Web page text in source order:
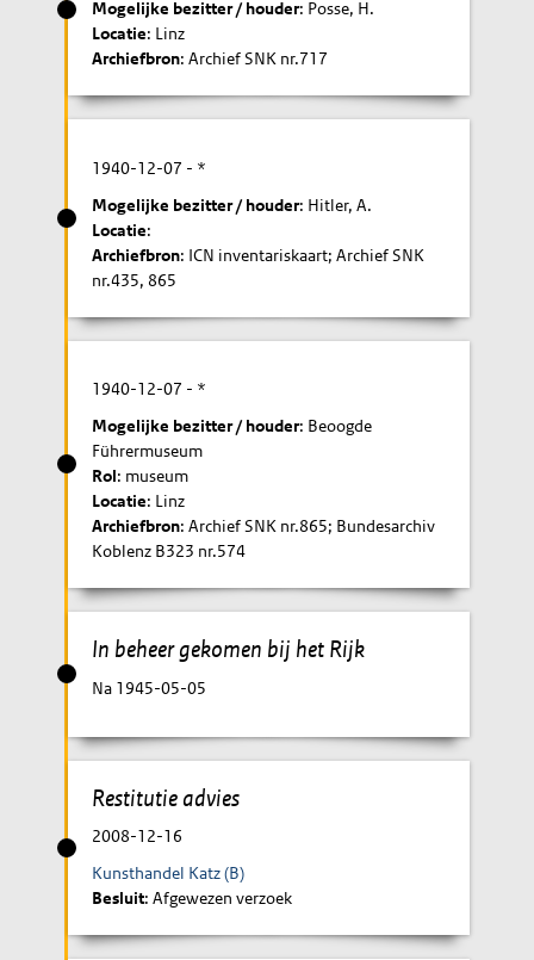
Mogelijke bezitter / houder: Posse, H.
Locatie: Linz
Archiefbron: Archief SNK nr.717
1940-12-07 - *
Mogelijke bezitter / houder: Hitler, A.
Locatie:
Archiefbron: ICN inventariskaart; Archief SNK
nr.435, 865
1940-12-07 - *
Mogelijke bezitter / houder: Beoogde
Führermuseum
Rol: museum
Locatie: Linz
Archiefbron: Archief SNK nr.865; Bundesarchiv
Koblenz B323 nr.574
In beheer gekomen bij het Rijk
Na 1945-05-05
Restitutie advies
2008-12-16
Kunsthandel Katz (B)
Besluit: Afgewezen verzoek